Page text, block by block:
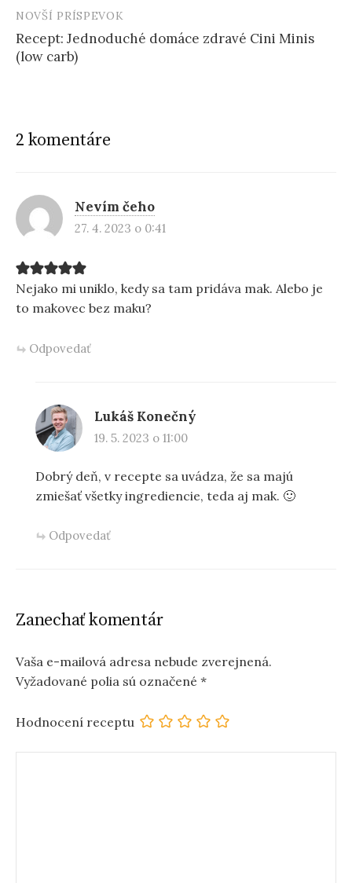
NOVŠÍ PRÍSPEVOK
Recept: Jednoduché domáce zdravé Cini Minis
(low carb)
2 komentáre
Nevím čeho
27. 4. 2023 o 0:41
Nejako mi uniklo, kedy sa tam pridáva mak. Alebo je
to makovec bez maku?
Odpovedať
Lukáš Konečný
19. 5. 2023 o 11:00
Dobrý deň, v recepte sa uvádza, že sa majú
zmiešať všetky ingrediencie, teda aj mak. 🙂
Odpovedať
Zanechať komentár
Vaša e-mailová adresa nebude zverejnená.
Vyžadované polia sú označené *
Hodnocení receptu